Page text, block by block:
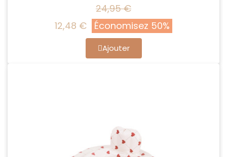
24,95 €
12,48 €
Économisez 50%
Ajouter